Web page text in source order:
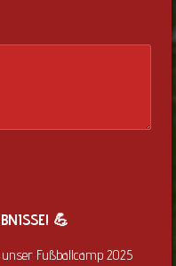
💪
unser Fußballcamp 2025